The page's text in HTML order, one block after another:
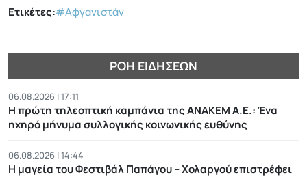
Ετικέτες:#Αφγανιστάν
ΡΟΉ ΕΙΔΉΣΕΩΝ
06.08.2026 | 17:11
Η πρώτη τηλεοπτική καμπάνια της ΑΝΑΚΕΜ Α.Ε.: Ένα
ηχηρό μήνυμα συλλογικής κοινωνικής ευθύνης
06.08.2026 | 14:44
Η μαγεία του Φεστιβάλ Παπάγου – Χολαργού επιστρέφει